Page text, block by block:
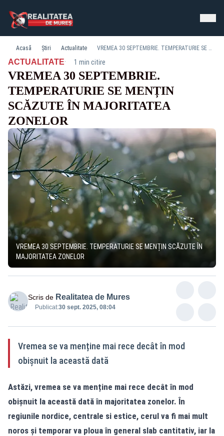
Acasă Știri Actualitate VREMEA 30 SEPTEMBRIE. TEMPERATURIE SE MENȚIN SCĂZUTE ÎN MAJORITATEA ZONELOR
ACTUALITATE· 1 min citire
VREMEA 30 SEPTEMBRIE.
TEMPERATURIE SE MENȚIN
SCĂZUTE ÎN MAJORITATEA
ZONELOR
VREMEA 30 SEPTEMBRIE. TEMPERATURIE SE MENȚIN SCĂZUTE ÎN
MAJORITATEA ZONELOR
Scris de Realitatea de Mures
Publicat:30 sept. 2025, 08:04
Vremea se va menține mai rece decât în mod
obișnuit la această dată
Astăzi, vremea se va menține mai rece decât în mod
obișnuit la această dată în majoritatea zonelor. În
regiunile nordice, centrale si estice, cerul va fi mai mult
noros și temporar va ploua în general slab cantitativ, iar la